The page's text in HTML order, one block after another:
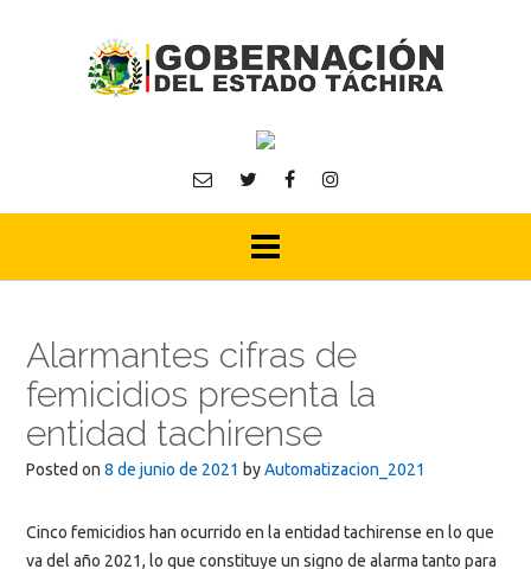
Alarmantes cifras de
femicidios presenta la
entidad tachirense
Posted on 8 de junio de 2021 byAutomatizacion_2021
Cinco femicidios han ocurrido en la entidad tachirense en lo que
va del año 2021, lo que constituye un signo de alarma tanto para